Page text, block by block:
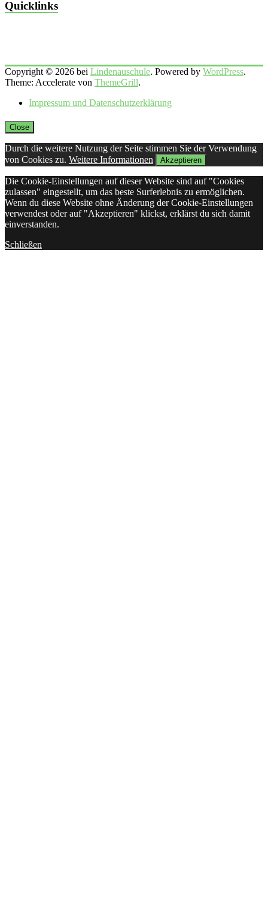
Quicklinks
Copyright © 2026 bei Lindenauschule. Powered by WordPress.
Theme: Accelerate von ThemeGrill.
Impressum und Datenschutzerklärung
Close
Durch die weitere Nutzung der Seite stimmen Sie der Verwendung
von Cookies zu. Weitere Informationen Akzeptieren
Die Cookie-Einstellungen auf dieser Website sind auf "Cookies
zulassen" eingestellt, um das beste Surferlebnis zu ermöglichen.
Wenn du diese Website ohne Änderung der Cookie-Einstellungen
verwendest oder auf "Akzeptieren" klickst, erklärst du sich damit
einverstanden.
Schließen